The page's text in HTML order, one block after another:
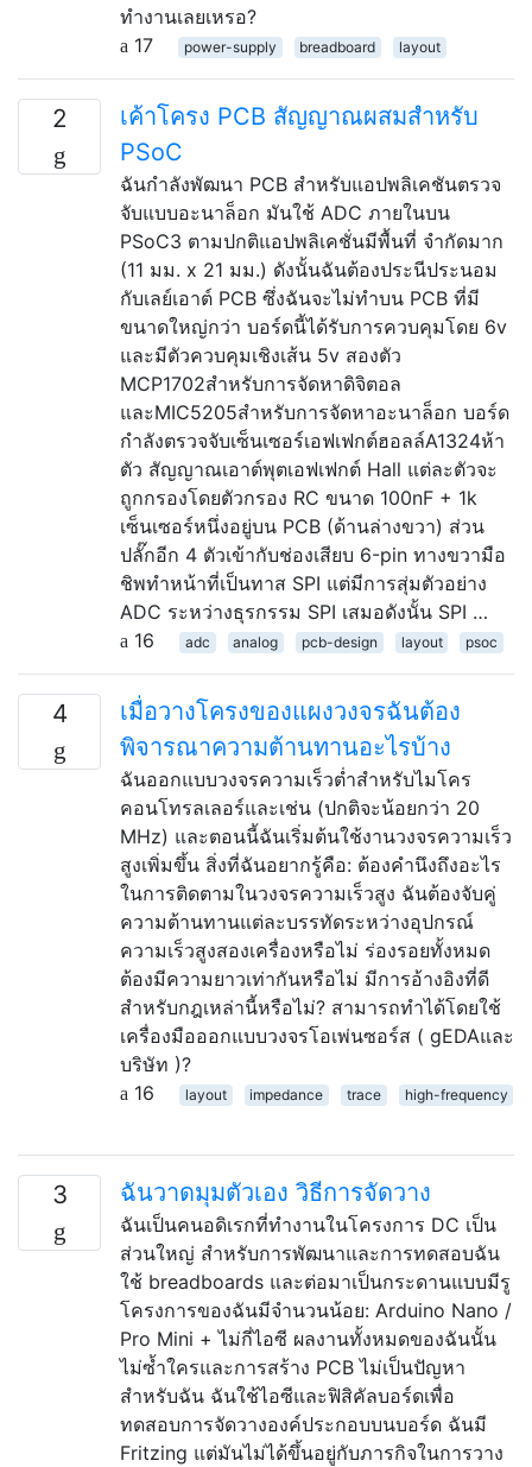
ทำงานเลยเหรอ?
17
power-supply breadboard layout
2
เค้าโครง PCB สัญญาณผสมสำหรับ
PSoC
ฉันกำลังพัฒนา PCB สำหรับแอปพลิเคชันตรวจ
จับแบบอะนาล็อก มันใช้ ADC ภายในบน
PSoC3 ตามปกติแอปพลิเคชั่นมีพื้นที่ จำกัดมาก
(11 มม. x 21 มม.) ดังนั้นฉันต้องประนีประนอม
กับเลย์เอาต์ PCB ซึ่งฉันจะไม่ทำบน PCB ที่มี
ขนาดใหญ่กว่า บอร์ดนี้ได้รับการควบคุมโดย 6v
และมีตัวควบคุมเชิงเส้น 5v สองตัว
MCP1702สำหรับการจัดหาดิจิตอล
และMIC5205สำหรับการจัดหาอะนาล็อก บอร์ด
กำลังตรวจจับเซ็นเซอร์เอฟเฟกต์ฮอลล์A1324ห้า
ตัว สัญญาณเอาต์พุตเอฟเฟกต์ Hall แต่ละตัวจะ
ถูกกรองโดยตัวกรอง RC ขนาด 100nF + 1k
เซ็นเซอร์หนึ่งอยู่บน PCB (ด้านล่างขวา) ส่วน
ปลั๊กอีก 4 ตัวเข้ากับช่องเสียบ 6-pin ทางขวามือ
ชิพทำหน้าที่เป็นทาส SPI แต่มีการสุ่มตัวอย่าง
ADC ระหว่างธุรกรรม SPI เสมอดังนั้น SPI …
16
adc analog pcb-design layout psoc
4
เมื่อวางโครงของแผงวงจรฉันต้อง
พิจารณาความต้านทานอะไรบ้าง
ฉันออกแบบวงจรความเร็วต่ำสำหรับไมโคร
คอนโทรลเลอร์และเช่น (ปกติจะน้อยกว่า 20
MHz) และตอนนี้ฉันเริ่มต้นใช้งานวงจรความเร็ว
สูงเพิ่มขึ้น สิ่งที่ฉันอยากรู้คือ: ต้องคำนึงถึงอะไร
ในการติดตามในวงจรความเร็วสูง ฉันต้องจับคู่
ความต้านทานแต่ละบรรทัดระหว่างอุปกรณ์
ความเร็วสูงสองเครื่องหรือไม่ ร่องรอยทั้งหมด
ต้องมีความยาวเท่ากันหรือไม่ มีการอ้างอิงที่ดี
สำหรับกฎเหล่านี้หรือไม่? สามารถทำได้โดยใช้
เครื่องมือออกแบบวงจรโอเพ่นซอร์ส ( gEDAและ
บริษัท )?
16
layout impedance trace high-frequency
3 ฉันวาดมุมตัวเอง วิธีการจัดวาง
ฉันเป็นคนอดิเรกที่ทำงานในโครงการ DC เป็น
ส่วนใหญ่ สำหรับการพัฒนาและการทดสอบฉัน
ใช้ breadboards และต่อมาเป็นกระดานแบบมีรู
โครงการของฉันมีจำนวนน้อย: Arduino Nano /
Pro Mini + ไม่กี่ไอซี ผลงานทั้งหมดของฉันนั้น
ไม่ซ้ำใครและการสร้าง PCB ไม่เป็นปัญหา
สำหรับฉัน ฉันใช้ไอซีและฟิสิคัลบอร์ดเพื่อ
ทดสอบการจัดวางองค์ประกอบบนบอร์ด ฉันมี
Fritzing แต่มันไม่ได้ขึ้นอยู่กับภารกิจในการวาง